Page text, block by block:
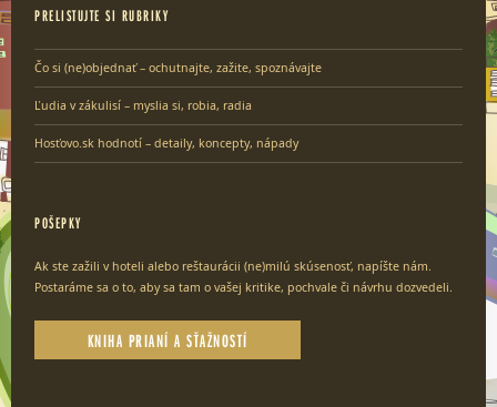
PRELISTUJTE SI RUBRIKY
Čo si (ne)objednať – ochutnajte, zažite, spoznávajte
Ľudia v zákulisí – myslia si, robia, radia
Hosťovo.sk hodnotí – detaily, koncepty, nápady
POŠEPKY
Ak ste zažili v hoteli alebo reštaurácii (ne)milú skúsenosť, napíšte nám.
Postaráme sa o to, aby sa tam o vašej kritike, pochvale či návrhu dozvedeli.
KNIHA PRIANÍ A SŤAŽNOSTÍ